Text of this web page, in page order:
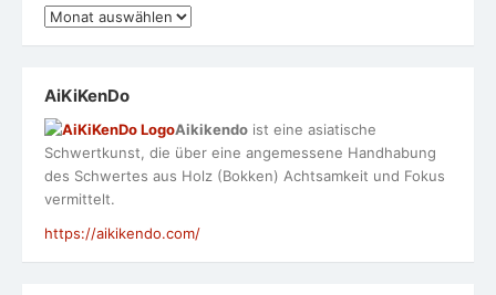
Archiv
AiKiKenDo
Aikikendo ist eine asiatische
Schwertkunst, die über eine angemessene Handhabung
des Schwertes aus Holz (Bokken) Achtsamkeit und Fokus
vermittelt.
https://aikikendo.com/